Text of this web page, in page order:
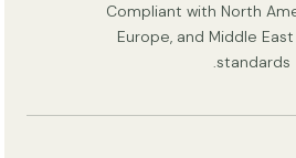
الحجم القياسي (في الصورة)
Compliant with North
Europe, and Middle
standards.